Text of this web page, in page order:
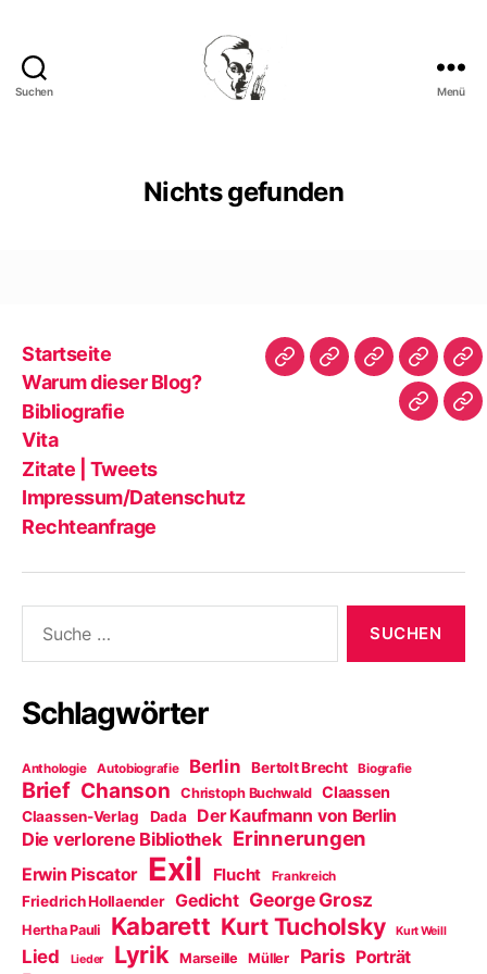
Suchen Menü
Nichts gefunden
Startseite
Warum dieser Blog?
Bibliografie
Vita
Zitate | Tweets
Impressum/Datenschutz
Rechteanfrage
Startseite
WarumBibliografie
Vita
|
nach:
Schlagwörter
Anthologie Autobiografie Berlin Bertolt Brecht Biografie
Brief Chanson Christoph Buchwald Claassen
Claassen-Verlag Dada Der Kaufmann von Berlin
Die verlorene Bibliothek Erinnerungen
Erwin Piscator Exil Flucht Frankreich
Friedrich Hollaender Gedicht George Grosz
Hertha Pauli Kabarett Kurt Tucholsky Kurt Weill
Lied Lieder Lyrik Marseille Müller Paris Porträt